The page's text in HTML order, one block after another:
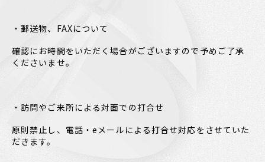
・郵送物、FAXについて
確認にお時間をいただく場合がございますので予めご了承
くださいませ。
・訪問やご来所による対面での打合せ
原則禁止し、電話・eメールによる打合せ対応をさせていた
だきます。